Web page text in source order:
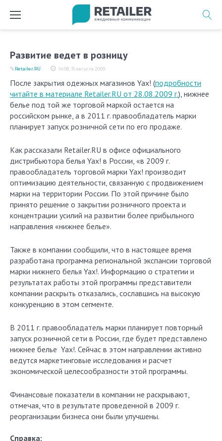
Развитие ведет в розницу
14:08, 31 августа 2009
Retailer.RU
После закрытия одежных магазинов Yax! (подробности
читайте в материале Retailer.RU от 28.08.2009 г.), нижнее
белье под той же торговой маркой остается на
российском рынке, а в 2011 г. правообладатель марки
планирует запуск розничной сети по его продаже.
Как рассказали Retailer.RU в офисе официального
дистрибьютора белья Yax! в России, «в 2009 г.
правообладатель торговой марки Yax! производит
оптимизацию деятельности, связанную с продвижением
марки на территории России. По этой причине было
принято решение о закрытии розничного проекта и
концентрации усилий на развитии более прибыльного
направления «нижнее белье».
Также в компании сообщили, что в настоящее время
разработана программа региональной экспансии торговой
марки нижнего белья Yax!. Информацию о стратегии и
результатах работы этой программы представители
компании раскрыть отказались, сославшись на высокую
конкуренцию в этом сегменте.
В 2011 г. правообладатель марки планирует повторный
запуск розничной сети в России, где будет представлено
нижнее белье Yax!. Сейчас в этом направлении активно
ведутся маркетинговые исследования и расчет
экономической целесообразности этой программы.
Финансовые показатели в компании не раскрывают,
отмечая, что в результате проведенной в 2009 г.
реорганизации бизнеса они были улучшены.
Справка: